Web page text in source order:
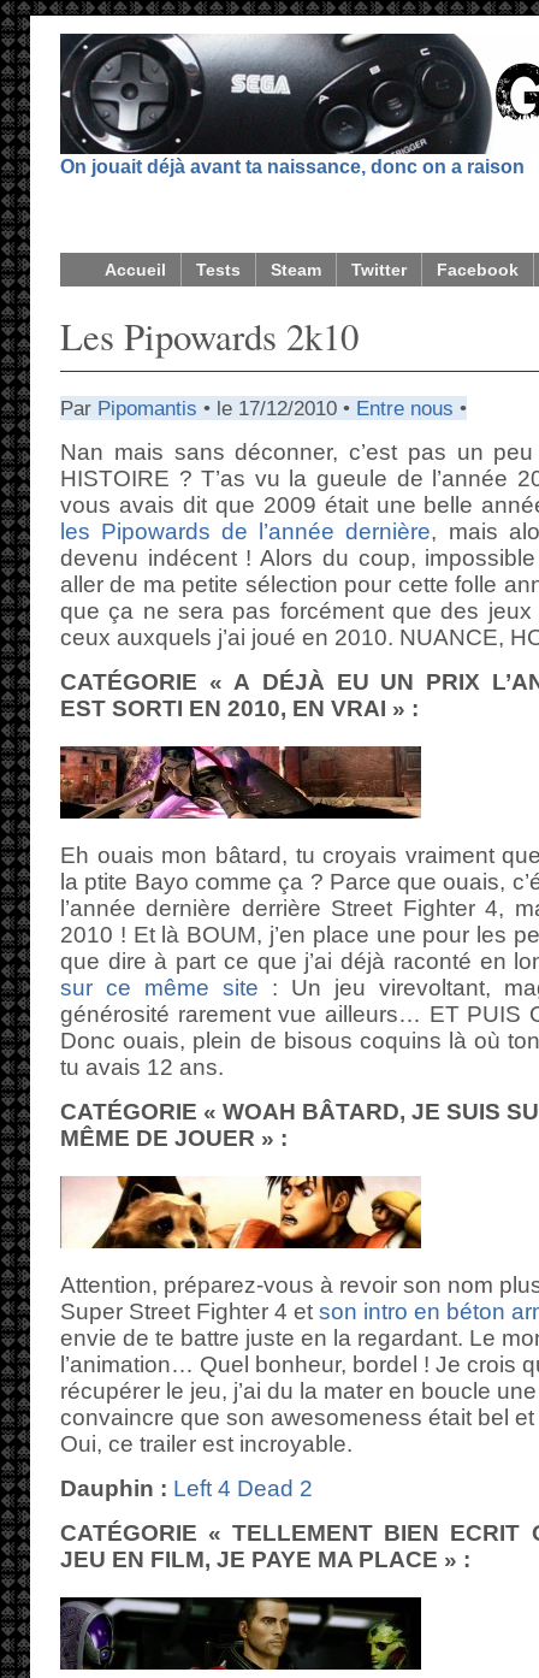
On jouait déjà avant ta naissance, donc on a raison
Accueil Tests Steam Twitter Facebook
Les Pipowards 2k10
Par Pipomantis • le 17/12/2010 • Entre nous •
Nan mais sans déconner, c’est pas un
HISTOIRE ? T’as vu la gueule de l’année
vous avais dit que 2009 était une belle
les Pipowards de l’année dernière, mais
devenu indécent ! Alors du coup, impossible
aller de ma petite sélection pour cette folle
que ça ne sera pas forcément que des
ceux auxquels j’ai joué en 2010. NUANCE,
CATÉGORIE « A DÉJÀ EU UN PRIX
EST SORTI EN 2010, EN VRAI » :
Eh ouais mon bâtard, tu croyais vraiment
la ptite Bayo comme ça ? Parce que ouais,
l’année dernière derrière Street Fighter 4,
2010 ! Et là BOUM, j’en place une pour les
que dire à part ce que j’ai déjà raconté en
sur ce même site : Un jeu virevoltant,
générosité rarement vue ailleurs… ET PUIS
Donc ouais, plein de bisous coquins là où
tu avais 12 ans.
CATÉGORIE « WOAH BÂTARD, JE SUIS
MÊME DE JOUER » :
Attention, préparez-vous à revoir son nom
Super Street Fighter 4 et son intro en béton
envie de te battre juste en la regardant. Le
l’animation… Quel bonheur, bordel ! Je crois
récupérer le jeu, j’ai du la mater en boucle
convaincre que son awesomeness était bel
Oui, ce trailer est incroyable.
Dauphin : Left 4 Dead 2
CATÉGORIE « TELLEMENT BIEN ECRIT
JEU EN FILM, JE PAYE MA PLACE » :